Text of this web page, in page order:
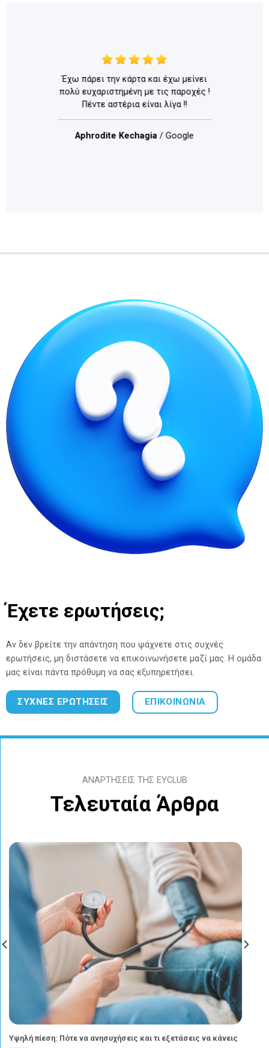
και έχω μείνει
με τις παροχές !
ευγενεστατοι
Έχετε ερωτήσεις;
Αν δεν βρείτε την απάντηση που ψάχνετε στις συχνές
ερωτήσεις, μη διστάσετε να επικοινωνήσετε μαζί μας. Η ομάδα
μας είναι πάντα πρόθυμη να σας εξυπηρετήσει.
ΣΥΧΝΕΣ ΕΡΩΤΗΣΕΙΣ ΕΠΙΚΟΙΝΩΝΙΑ
ΑΝΑΡΤΗΣΕΙΣ ΤΗΣ ΕΥCLUB
Τελευταία Άρθρα
Υψηλή πίεση: Πότε να ανησυχήσεις και τι εξετάσεις να κάνεις